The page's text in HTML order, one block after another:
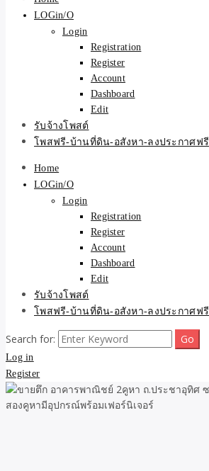
LOGin/O
Login
Registration
Register
Account
Dashboard
Edit
รับจ้างโพสต์
โพสฟรี-บ้านที่ดิน-อสังหา-ลงประกาศฟรี
Home
LOGin/O
Login
Registration
Register
Account
Dashboard
Edit
รับจ้างโพสต์
โพสฟรี-บ้านที่ดิน-อสังหา-ลงประกาศฟรี
Search for:
Log in
Register